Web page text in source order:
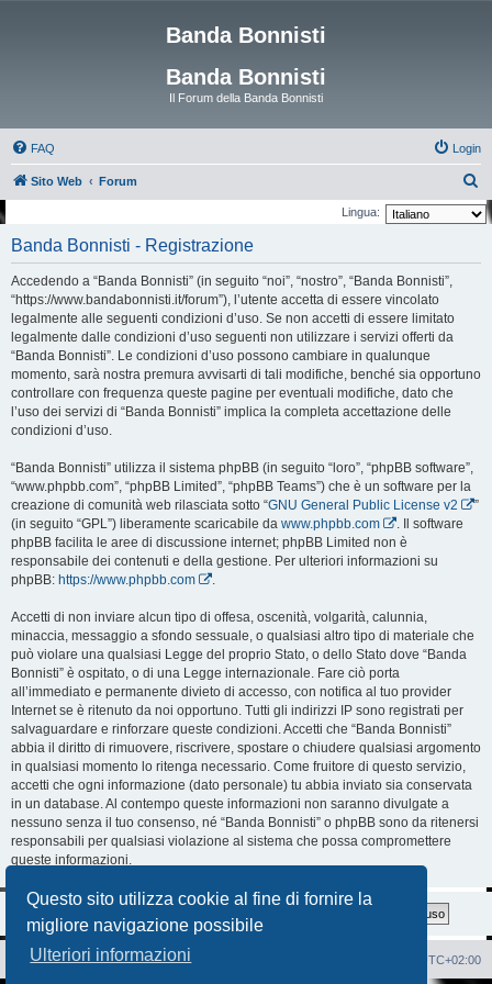
Questo sito utilizza cookie al fine di fornire la
migliore navigazione possibile
Ulteriori informazioni
Banda Bonnisti
Banda Bonnisti
Il Forum della Banda Bonnisti
FAQ Login
Sito Web Forum
e
Lingua:
Banda Bonnisti - Registrazione
Accedendo a “Banda Bonnisti” (in seguito “noi”, “nostro”, “Banda Bonnisti”,
“https://www.bandabonnisti.it/forum”), l’utente accetta di essere vincolato
legalmente alle seguenti condizioni d’uso. Se non accetti di essere limitato
legalmente dalle condizioni d’uso seguenti non utilizzare i servizi offerti da
“Banda Bonnisti”. Le condizioni d’uso possono cambiare in qualunque
momento, sarà nostra premura avvisarti di tali modifiche, benché sia opportuno
controllare con frequenza queste pagine per eventuali modifiche, dato che
l’uso dei servizi di “Banda Bonnisti” implica la completa accettazione delle
condizioni d’uso.
“Banda Bonnisti” utilizza il sistema phpBB (in seguito “loro”, “phpBB software”,
“www.phpbb.com”, “phpBB Limited”, “phpBB Teams”) che è un software per la
creazione di comunità web rilasciata sotto “GNU General Public License v2
”
(in seguito “GPL”) liberamente scaricabile da www.phpbb.com
. Il software
phpBB facilita le aree di discussione internet; phpBB Limited non è
responsabile dei contenuti e della gestione. Per ulteriori informazioni su
phpBB: https://www.phpbb.com .
Accetti di non inviare alcun tipo di offesa, oscenità, volgarità, calunnia,
minaccia, messaggio a sfondo sessuale, o qualsiasi altro tipo di materiale che
può violare una qualsiasi Legge del proprio Stato, o dello Stato dove “Banda
Bonnisti” è ospitato, o di una Legge internazionale. Fare ciò porta
all’immediato e permanente divieto di accesso, con notifica al tuo provider
Internet se è ritenuto da noi opportuno. Tutti gli indirizzi IP sono registrati per
salvaguardare e rinforzare queste condizioni. Accetti che “Banda Bonnisti”
abbia il diritto di rimuovere, riscrivere, spostare o chiudere qualsiasi argomento
in qualsiasi momento lo ritenga necessario. Come fruitore di questo servizio,
accetti che ogni informazione (dato personale) tu abbia inviato sia conservata
in un database. Al contempo queste informazioni non saranno divulgate a
nessuno senza il tuo consenso, né “Banda Bonnisti” o phpBB sono da ritenersi
responsabili per qualsiasi violazione al sistema che possa compromettere
queste informazioni.
Sito Web Forum UTC+02:00